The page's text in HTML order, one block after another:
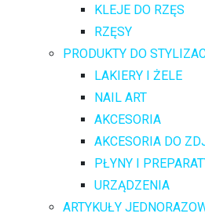
KLEJE DO RZĘS
RZĘSY
PRODUKTY DO
LAKIERY I ŻELE
NAIL ART
AKCESORIA
AKCESORIA DO
PŁYNY I
URZĄDZENIA
ARTYKUŁY